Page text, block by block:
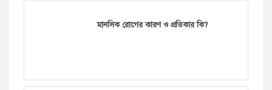
মানসিক রোগের কারণ ও প্রতিকার কি?